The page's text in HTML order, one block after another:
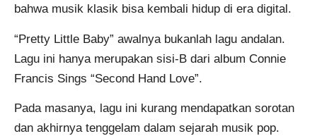
bahwa musik klasik bisa kembali hidup di era digital.
“Pretty Little Baby” awalnya bukanlah lagu andalan.
Lagu ini hanya merupakan sisi-B dari album Connie
Francis Sings “Second Hand Love”.
Pada masanya, lagu ini kurang mendapatkan sorotan
dan akhirnya tenggelam dalam sejarah musik pop.